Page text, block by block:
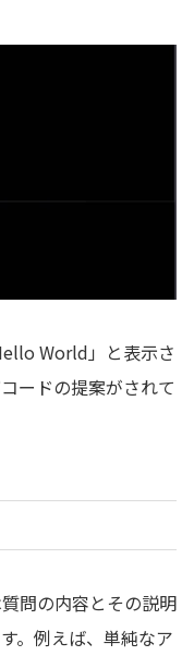
World」と表示さ
ードの提案がされて
問の内容とその説明
。例えば、単純なア